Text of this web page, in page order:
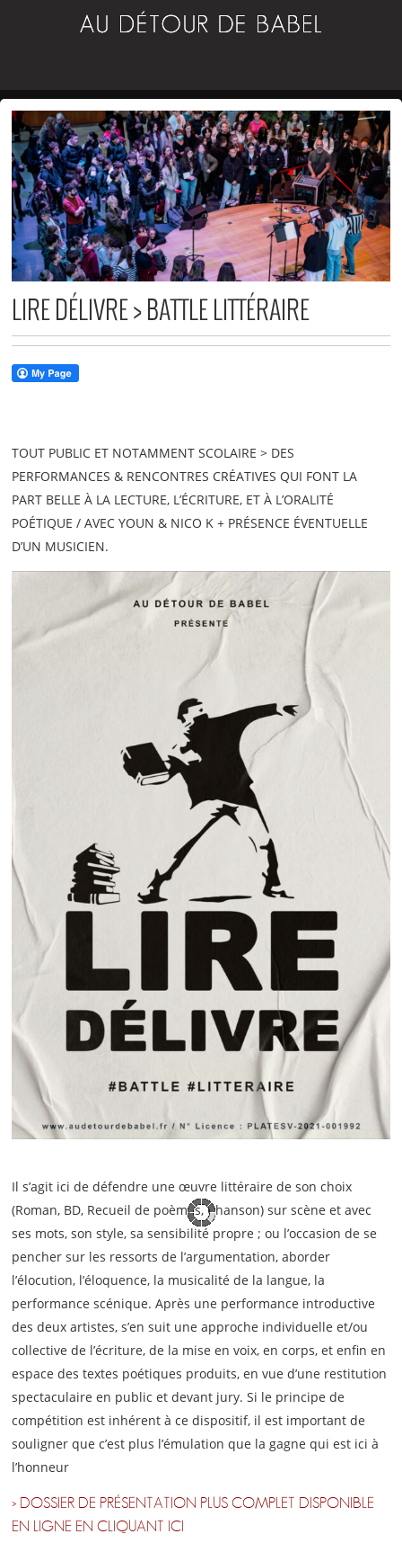
LIRE DÉLIVRE > BATTLE LITTÉRAIRE
TOUT PUBLIC ET NOTAMMENT SCOLAIRE > DES
PERFORMANCES & RENCONTRES CRÉATIVES QUI FONT LA
PART BELLE À LA LECTURE, L’ÉCRITURE, ET À L’ORALITÉ
POÉTIQUE / AVEC YOUN & NICO K + PRÉSENCE ÉVENTUELLE
D’UN MUSICIEN.
Il s’agit ici de défendre une œuvre littéraire de son choix
(Roman, BD, Recueil de poèmes, Chanson) sur scène et avec
ses mots, son style, sa sensibilité propre ; ou l’occasion de se
pencher sur les ressorts de l’argumentation, aborder
l’élocution, l’éloquence, la musicalité de la langue, la
performance scénique. Après une performance introductive
des deux artistes, s’en suit une approche individuelle et/ou
collective de l’écriture, de la mise en voix, en corps, et enfin en
espace des textes poétiques produits, en vue d’une restitution
spectaculaire en public et devant jury. Si le principe de
compétition est inhérent à ce dispositif, il est important de
souligner que c’est plus l’émulation que la gagne qui est ici à
l’honneur
> DOSSIER DE PRÉSENTATION PLUS COMPLET DISPONIBLE
EN LIGNE EN CLIQUANT ICI